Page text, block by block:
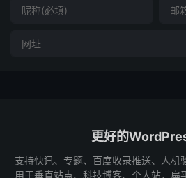
更好的
支持快讯、专题、百度收录推送、人机
用于垂直站点、科技博客、个人站，扁